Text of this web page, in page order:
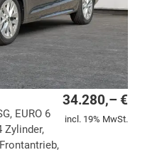
34.280,– €
incl. 19% MwSt.
EURO 6
Zylinder,